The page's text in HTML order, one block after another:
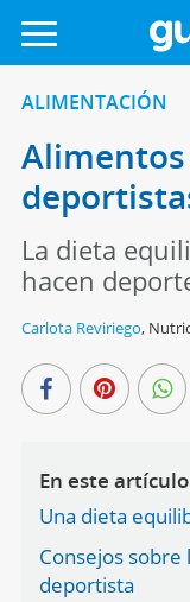
ALIMENTACIÓN
La dieta
hacen
Carlota Reviriego,
En este artículo
Una dieta
Consejos
deportista